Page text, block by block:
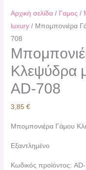
Αρχική σελίδα/ Γαμος /
luxury/ Μπομπονιέρα
708
Kλεψύδρα
AD-708
3,85 €
Μπομπονιέρα Γάμου
Εξαντλημένο
Κωδικός προϊόντος: